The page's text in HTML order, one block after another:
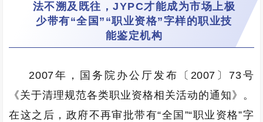
法不溯及既往，JYPC才能成为市场上极
少带有“全国”“职业资格”字样的职业技
能鉴定机构
2007年，国务院办公厅发布〔2007〕73号
《关于清理规范各类职业资格相关活动的通知》。
在这之后，政府不再审批带有“全国”“职业资格”字